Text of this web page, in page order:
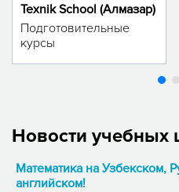
Texnik School (Алмазар)
Подготовительные
курсы
Новости учебных
Математика на Узбекском,
английском!